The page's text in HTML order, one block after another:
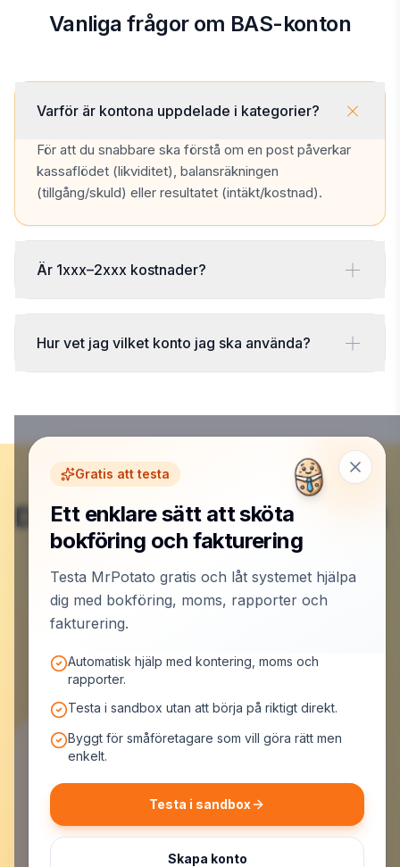
Vanliga frågor om BAS-konton
Varför är kontona uppdelade i kategorier?
För att du snabbare ska förstå om en post påverkar
kassaflödet (likviditet), balansräkningen
(tillgång/skuld) eller resultatet (intäkt/kostnad).
Är 1xxx–2xxx kostnader?
Hur vet jag vilket konto jag ska använda?
Gratis att testa
Ett enklare sätt att sköta
bokföring och fakturering
Testa MrPotato gratis och låt systemet hjälpa
dig med bokföring, moms, rapporter och
fakturering.
Automatisk hjälp med kontering, moms och
rapporter.
Testa i sandbox utan att börja på riktigt direkt.
Byggt för småföretagare som vill göra rätt men
enkelt.
Testa i sandbox
Skapa konto
Du är klar här – nu börjar det
roliga.
Skapa konto och låt MrPotato jobba
MrPotato AB
Malmskillnadsgatan 44, 111 57 Stockholm
Org.nr: 559523-7099